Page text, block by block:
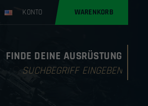
KONTO WARENKORB
FINDE DEINE AUSRÜSTUNG
Products